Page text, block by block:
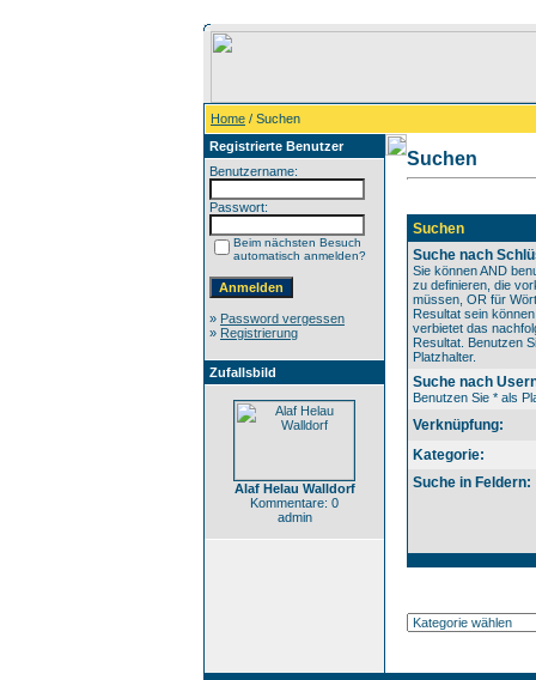
Home / Suchen
Registrierte Benutzer
Benutzername:
Passwort:
Beim nächsten Besuch
automatisch anmelden?
» Password vergessen
» Registrierung
Zufallsbild
Alaf Helau Walldorf
Kommentare: 0
admin
Suchen
Suchen
Suche nach
Sie können AND
zu definieren, die
müssen, OR für
Resultat sein
verbietet das
Resultat. Benutzen
Platzhalter.
Suche nach
Benutzen Sie * als
Verknüpfung:
Kategorie:
Suche in Feldern: